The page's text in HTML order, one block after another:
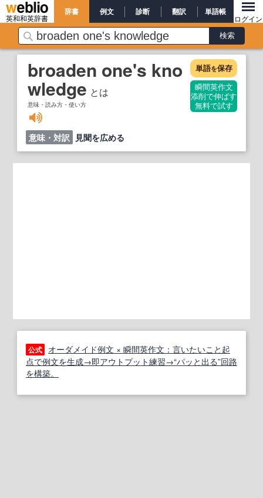
英和和英辞書
辞書 例文 診断 翻訳 単語帳
ログイン
broaden one's kno
wledge とは
意味・読み方・使い方
単語を保存
瞬間英作文
添削で伸ばす
無料で試す
意味・対訳 見聞を広める
公式
オーダメイド例文 × 瞬間英作文：言いたいこと起
点で例文を生成→即アウトプット練習→“パッと出る”回路
を構築。